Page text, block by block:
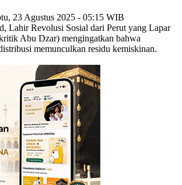
23 Agustus 2025 - 05:15 WIB
Abu Dzar) mengingatkan bahwa
memunculkan residu kemiskinan.